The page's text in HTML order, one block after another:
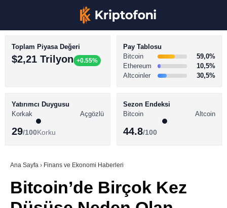
Youtube
BİTCOİN HABERLERİ
ALTCOİN HABERLERİ
SÖZLÜK
Toplam Piyasa Değeri
$2,21 Trilyon +0.55%
Pay Tablosu
Bitcoin
59,0%
Ethereum
10,5%
Altcoinler
30,5%
Yatırımcı Duygusu
Korkak
Açgözlü
29/100Korku
Sezon Endeksi
Bitcoin
Altcoin
44.8/100
Ana Sayfa › Finans ve Ekonomi Haberleri
Bitcoin’de Birçok Kez